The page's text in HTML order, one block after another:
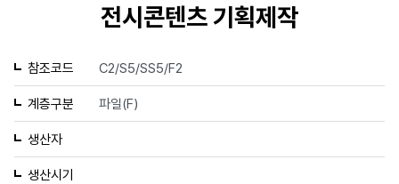
전시콘텐츠 기획제작
참조코드 C2/S5/SS5/F2
계층구분 파일(F)
생산자
생산시기